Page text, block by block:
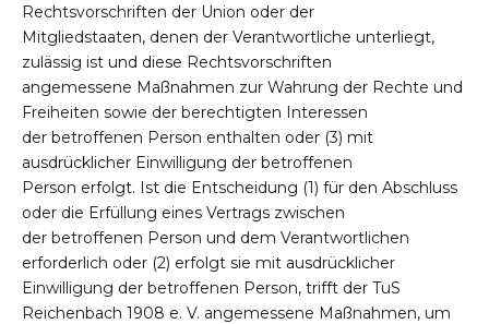
Rechtsvorschriften der Union oder der
Mitgliedstaaten, denen der Verantwortliche unterliegt,
zulässig ist und diese Rechtsvorschriften
angemessene Maßnahmen zur Wahrung der Rechte und
Freiheiten sowie der berechtigten Interessen
der betroffenen Person enthalten oder (3) mit
ausdrücklicher Einwilligung der betroffenen
Person erfolgt. Ist die Entscheidung (1) für den Abschluss
oder die Erfüllung eines Vertrags zwischen
der betroffenen Person und dem Verantwortlichen
erforderlich oder (2) erfolgt sie mit ausdrücklicher
Einwilligung der betroffenen Person, trifft der TuS
Reichenbach 1908 e. V. angemessene Maßnahmen, um